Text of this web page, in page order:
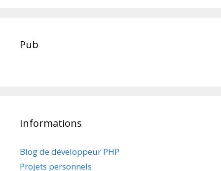
Pub
Informations
Blog de développeur PHP
Projets personnels